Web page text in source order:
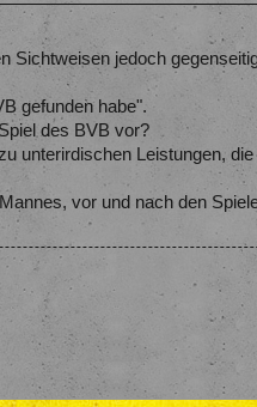
Sichtweisen jedoch
gefunden habe".
des BVB vor?
unterirdischen Leistungen,
vor und nach den